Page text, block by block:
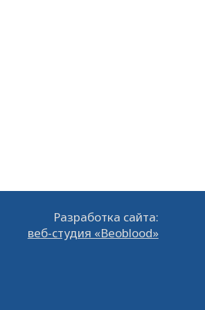
Разработка сайта:
веб-студия «Beoblood»